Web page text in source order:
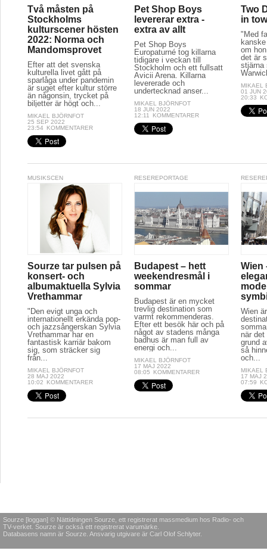
Två måsten på
Stockholms
kulturscener hösten
2022: Norma och
Mandomsprovet
Efter att det svenska
kulturella livet gått på
sparlåga under pandemin
är suget efter kultur större
än någonsin, trycket på
biljetter är högt och...
MIKAEL BJÖRNFOT
25 SEP 2022
23:54
KOMMENTARER
Pet Shop Boys
levererar extra -
extra av allt
Pet Shop Boys
Europaturné tog killarna
tidigare i veckan till
Stockholm och ett fullsatt
Avicii Arena. Killarna
levererade och
undertecknad anser...
MIKAEL BJÖRNFOT
18 JUN 2022
12:11
KOMMENTARER
Two
in
"Med
om
det är
stjärna
MIKAEL
01 JUN
20:33
MUSIKSCEN
Sourze tar pulsen på
konsert- och
albumaktuella Sylvia
Vrethammar
"Den evigt unga och
internationellt erkända pop-
och jazzsångerskan Sylvia
Vrethammar har en
fantastisk karriär bakom
sig, som sträcker sig
från...
MIKAEL BJÖRNFOT
28 MAJ 2022
10:02
KOMMENTARER
RESEREPORTAGE
Budapest – hett
weekendresmål i
sommar
Budapest är en mycket
trevlig destination som
varmt rekommenderas.
Efter ett besök här och på
något av stadens många
badhus är man full av
energi och...
MIKAEL BJÖRNFOT
17 MAJ 2022
08:05
KOMMENTARER
Wien
Wien
när det
grund
så
och...
MIKAEL
17 MAJ
07:59
Sourze [loggan] © Nättidningen Sourze, ett registrerat massmedium hos Radio- och
TV-verket. Sourze är också ett registrerat varumärke.
Databasens namn är Sourze. Ansvarig utgivare är Carl Olof Schlyter.